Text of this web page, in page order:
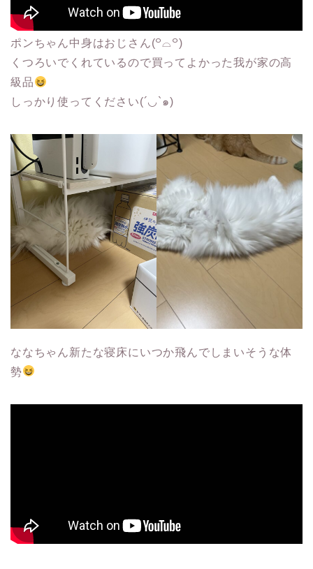
ポンちゃん中身はおじさん(꒪⌓꒪)
くつろいでくれているので買ってよかった我が家の高
級品
しっかり使ってください(´◡`๑)
ななちゃん新たな寝床にいつか飛んでしまいそうな体
勢